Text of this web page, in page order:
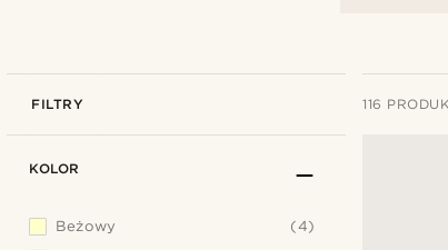
FILTRY 116
KOLOR
Beżowy
(4)